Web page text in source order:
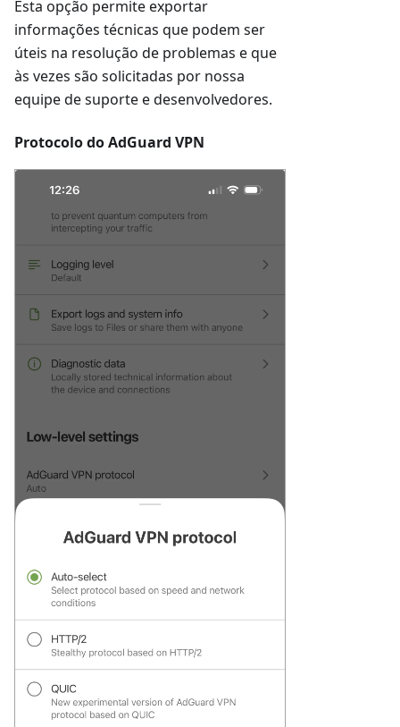
Esta opção permite exportar
informações técnicas que podem ser
úteis na resolução de problemas e que
às vezes são solicitadas por nossa
equipe de suporte e desenvolvedores.
Protocolo do AdGuard VPN